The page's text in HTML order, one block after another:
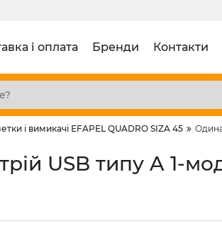
і оплата Бренди Контакти
і вимикачі EFAPEL QUADRO SIZA 45
USB типу A 1-